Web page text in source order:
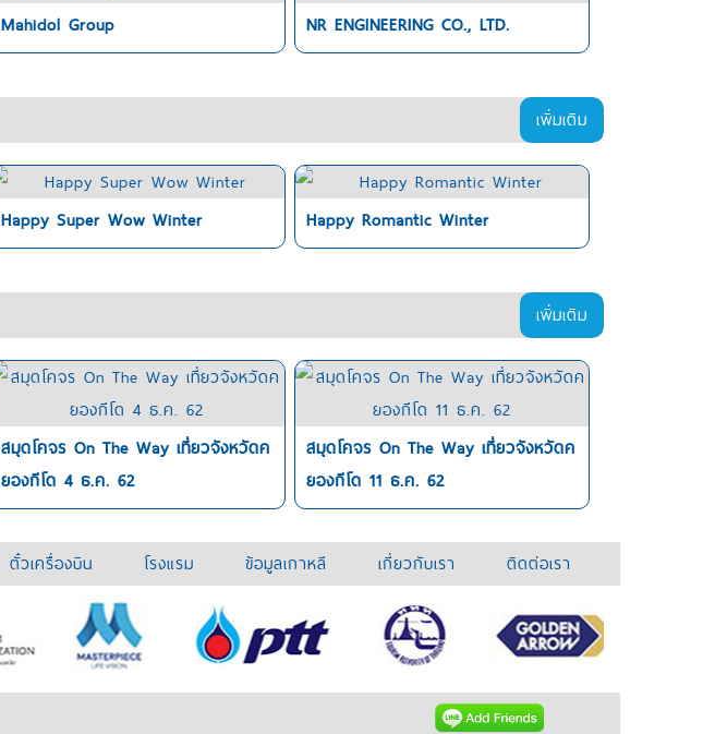
Mahidol Group NR ENGINEERING CO., LTD.
เพิ่มเติม
Happy Super Wow Winter Happy Romantic Winter
เพิ่มเติม
สมุดโคจร On The Way เที่ยวจังหวัดค
ยองกีโด 4 ธ.ค. 62
สมุดโคจร On The Way เที่ยวจังหวัดค
ยองกีโด 11 ธ.ค. 62
ตั๋วเครื่องบิน โรงแรม ข้อมูลเกาหลี เกี่ยวกับเรา ติดต่อเรา